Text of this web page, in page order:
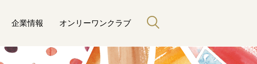
企業情報 オンリーワンクラブ